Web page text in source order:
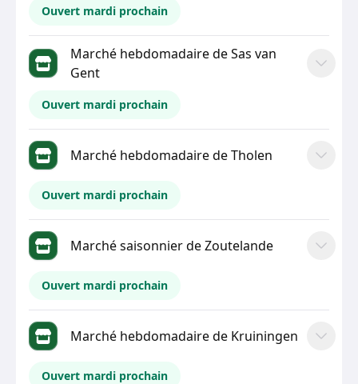
Ouvert mardi prochain
Marché hebdomadaire de Sas van
Gent
Ouvert mardi prochain
Marché hebdomadaire de Tholen
Ouvert mardi prochain
Marché saisonnier de Zoutelande
Ouvert mardi prochain
Marché hebdomadaire de Kruiningen
Ouvert mardi prochain